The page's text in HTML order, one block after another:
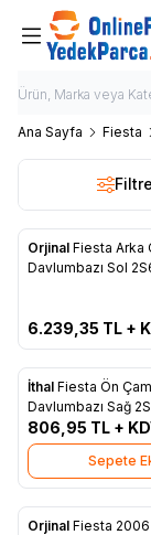
Ana Sayfa Fiesta
Favorilere
Orjinal Fiesta Arka Çamurluk
Davlumbazı Sol 2S61 278B51
6.239,35 TL +
Favorilere
İthal Fiesta Ön Çamurluk
806,95 TL +
Sepete
Orjinal Fiesta